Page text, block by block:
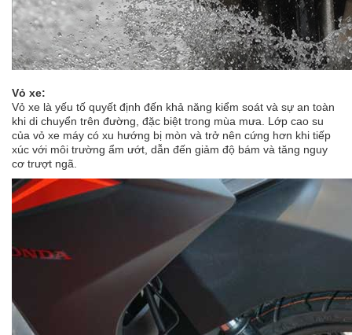
Vỏ xe:
Vỏ xe là yếu tố quyết định đến khả năng kiểm soát và sự an toàn
khi di chuyển trên đường, đặc biệt trong mùa mưa. Lớp cao su
của vỏ xe máy có xu hướng bị mòn và trở nên cứng hơn khi tiếp
xúc với môi trường ẩm ướt, dẫn đến giảm độ bám và tăng nguy
cơ trượt ngã.